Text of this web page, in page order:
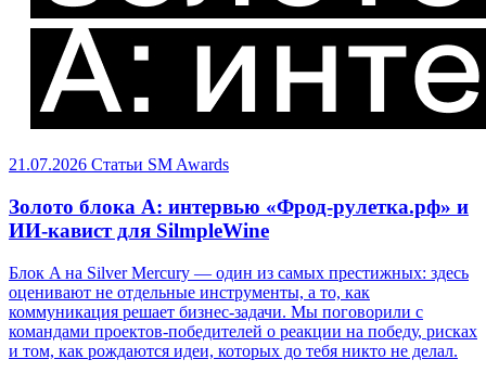
21.07.2026 Статьи SM Awards
Золото блока A: интервью «Фрод-рулетка.рф» и
ИИ-кавист для SilmpleWine
Блок A на Silver Mercury — один из самых престижных: здесь
оценивают не отдельные инструменты, а то, как
коммуникация решает бизнес-задачи. Мы поговорили с
командами проектов-победителей о реакции на победу, рисках
и том, как рождаются идеи, которых до тебя никто не делал.